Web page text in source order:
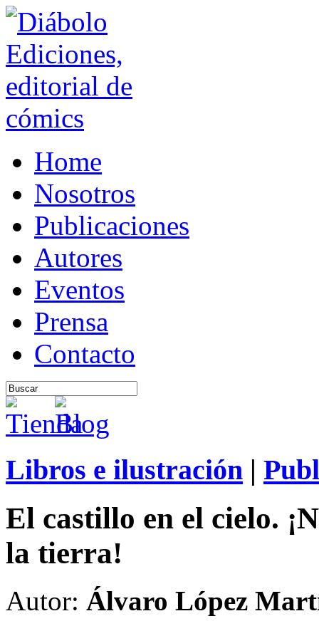
Home
Nosotros
Publicaciones
Autores
Eventos
Prensa
Contacto
Libros e ilustración |
El castillo en el cielo.
la tierra!
Autor: Álvaro López